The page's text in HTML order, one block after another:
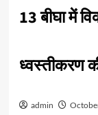
13 बीघा में
ध्वस्तीकरण
admin